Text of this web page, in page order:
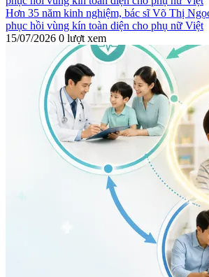
Hơn 35 năm kinh nghiệm, bác sĩ Võ Thị
phục hồi vùng kín toàn diện cho phụ nữ Việt
15/07/2026 0 lượt xem